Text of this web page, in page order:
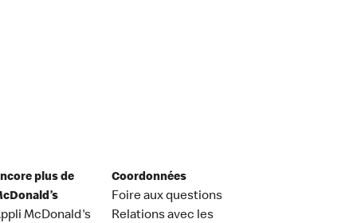
plus de
McDonald's
Coordonnées
Foire aux questions
Relations avec les